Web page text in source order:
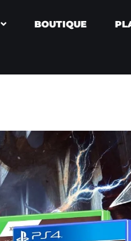
BOUTIQUE